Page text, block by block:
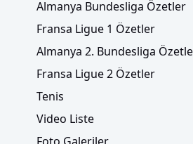
Almanya Bundesliga Özetler
Fransa Ligue 1 Özetler
Almanya 2. Bundesliga
Fransa Ligue 2 Özetler
Tenis
Video Liste